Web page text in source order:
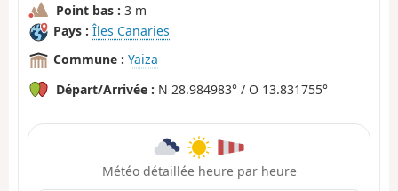
Point bas : 3 m
Pays : Îles Canaries
Commune : Yaiza
Départ/Arrivée : N 28.984983° / O 13.831755°
Météo détaillée heure par heure